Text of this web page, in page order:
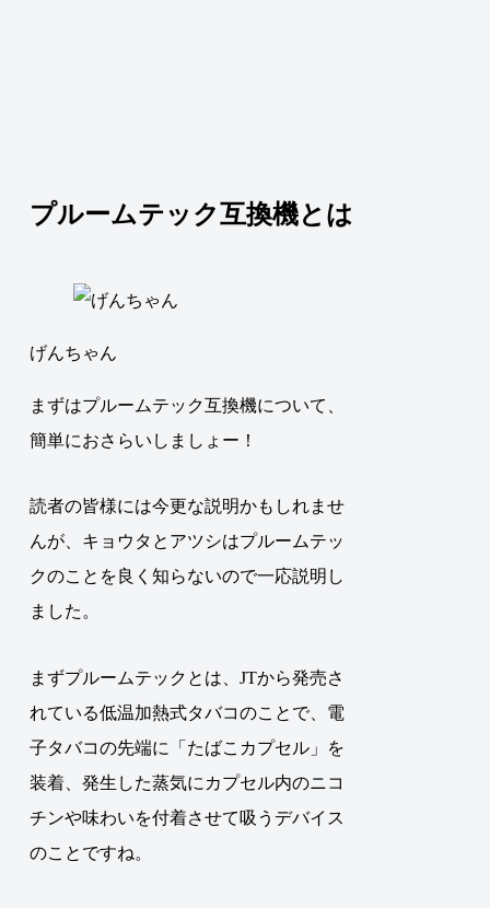
プルームテック互換機とは
げんちゃん
まずはプルームテック互換機について、
簡単におさらいしましょー！
読者の皆様には今更な説明かもしれませ
んが、キョウタとアツシはプルームテッ
クのことを良く知らないので一応説明し
ました。
まずプルームテックとは、JTから発売さ
れている低温加熱式タバコのことで、電
子タバコの先端に「たばこカプセル」を
装着、発生した蒸気にカプセル内のニコ
チンや味わいを付着させて吸うデバイス
のことですね。